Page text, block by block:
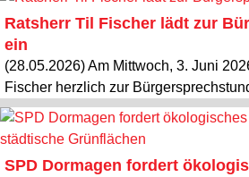
Ratsherr Til Fischer lädt zur
ein
(28.05.2026) Am Mittwoch, 3. Juni
Fischer herzlich zur
SPD Dormagen fordert